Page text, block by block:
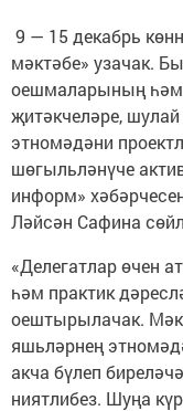
9 — 15 декабрь
мәктәбе» узачак.
оешмаларының
җитәкчеләре,
этномәдәни
шөгыльләнүче
информ»
Ләйсән Сафина
«Делегатлар өчен
һәм практик
оештырылачак.
яшьләрнең
акча бүлеп
ниятлибез. Шуңа